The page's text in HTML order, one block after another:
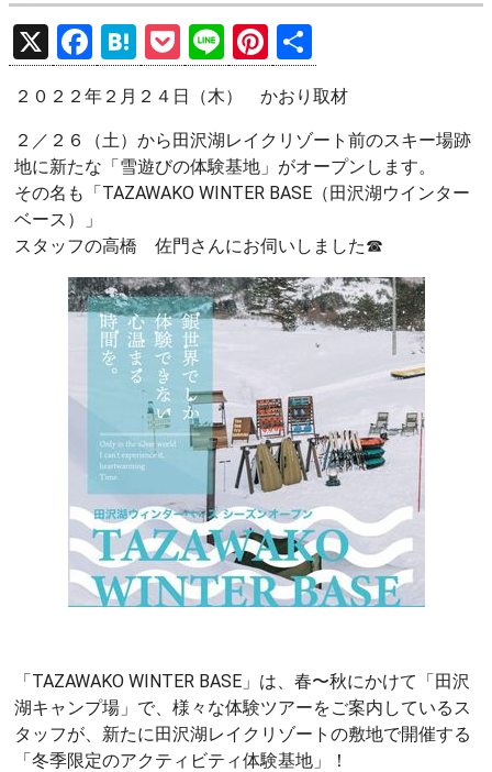
X
F
a
ce
b
o
k
H
at
e
n
a
P
o
ck
et
Li
n
e
Pi
nt
er
es
t
有
２０２２年２月２４日（木） かおり取材
２／２６（土）から田沢湖レイクリゾート前のスキー場跡
地に新たな「雪遊びの体験基地」がオープンします。
その名も「TAZAWAKO WINTER BASE（田沢湖ウインター
ベース）」
スタッフの高橋 佐門さんにお伺いしました☎
「TAZAWAKO WINTER BASE」は、春〜秋にかけて「田沢
湖キャンプ場」で、様々な体験ツアーをご案内しているス
タッフが、新たに田沢湖レイクリゾートの敷地で開催する
「冬季限定のアクティビティ体験基地」！